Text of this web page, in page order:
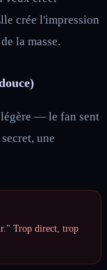
crée l'impression
la masse.
— le fan sent
une
Trop direct, trop